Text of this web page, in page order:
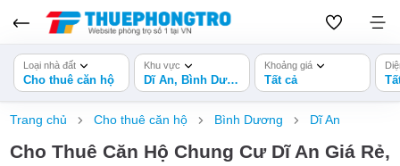
Loại nhà đất
Cho thuê căn hộ
Khu vực
Dĩ An, Bình Dương
Khoảng giá
Tất cả
Trang chủ Cho thuê căn hộ Bình Dương Dĩ An
Cho Thuê Căn Hộ Chung Cư Dĩ An Giá Rẻ,